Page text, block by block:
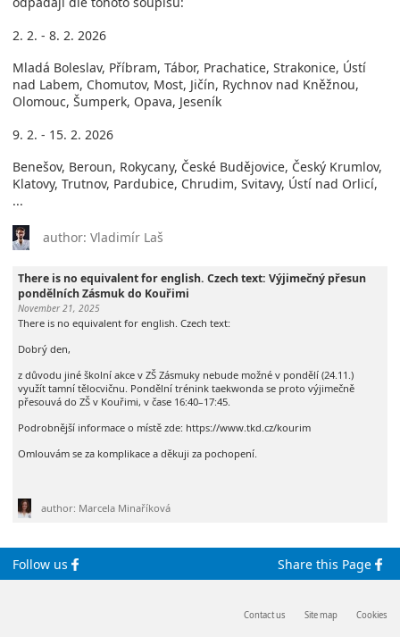
2. 2. - 8. 2. 2026
Mladá Boleslav, Příbram, Tábor, Prachatice, Strakonice, Ústí
nad Labem, Chomutov, Most, Jičín, Rychnov nad Kněžnou,
Olomouc, Šumperk, Opava, Jeseník
9. 2. - 15. 2. 2026
Benešov, Beroun, Rokycany, České Budějovice, Český Krumlov,
Klatovy, Trutnov, Pardubice, Chrudim, Svitavy, Ústí nad Orlicí,
...
author: Vladimír Laš
There is no equivalent for english. Czech text: Výjimečný přesun
pondělních Zásmuk do Kouřimi
November 21, 2025
There is no equivalent for english. Czech text:
Dobrý den,
z důvodu jiné školní akce v ZŠ Zásmuky nebude možné v pondělí (24.11.)
využít tamní tělocvičnu. Pondělní trénink taekwonda se proto výjimečně
přesouvá do ZŠ v Kouřimi, v čase 16:40–17:45.
Podrobnější informace o místě zde: https://www.tkd.cz/kourim
Omlouvám se za komplikace a děkuji za pochopení.
author: Marcela Minaříková
Follow us Share this Page
Contact us Site map Cookies